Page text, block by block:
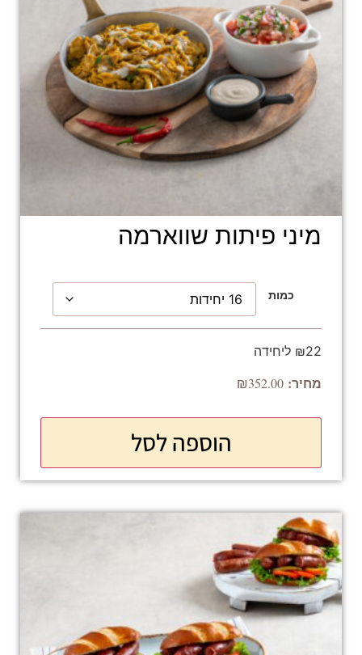
מיני פיתות שווארמה
כמות
₪22 ליחידה
₪352.00
הוספה לסל